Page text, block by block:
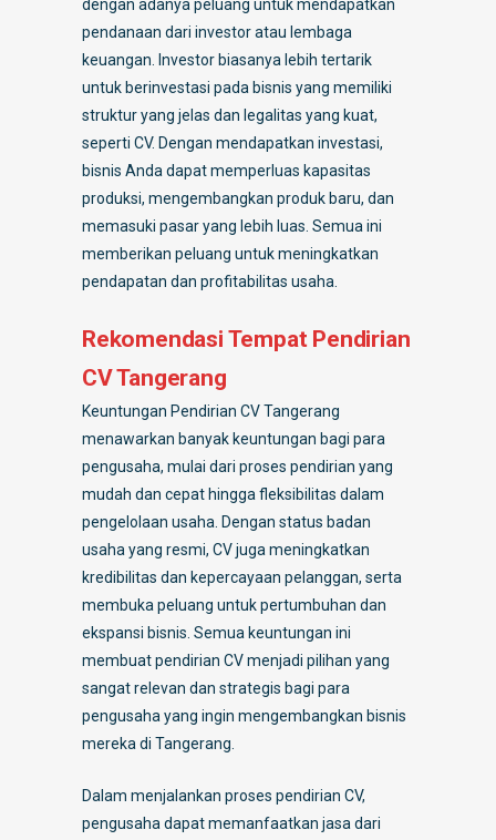
dengan adanya peluang untuk mendapatkan
pendanaan dari investor atau lembaga
keuangan. Investor biasanya lebih tertarik
untuk berinvestasi pada bisnis yang memiliki
struktur yang jelas dan legalitas yang kuat,
seperti CV. Dengan mendapatkan investasi,
bisnis Anda dapat memperluas kapasitas
produksi, mengembangkan produk baru, dan
memasuki pasar yang lebih luas. Semua ini
memberikan peluang untuk meningkatkan
pendapatan dan profitabilitas usaha.
Rekomendasi Tempat Pendirian
CV Tangerang
Keuntungan Pendirian CV Tangerang
menawarkan banyak keuntungan bagi para
pengusaha, mulai dari proses pendirian yang
mudah dan cepat hingga fleksibilitas dalam
pengelolaan usaha. Dengan status badan
usaha yang resmi, CV juga meningkatkan
kredibilitas dan kepercayaan pelanggan, serta
membuka peluang untuk pertumbuhan dan
ekspansi bisnis. Semua keuntungan ini
membuat pendirian CV menjadi pilihan yang
sangat relevan dan strategis bagi para
pengusaha yang ingin mengembangkan bisnis
mereka di Tangerang.
Dalam menjalankan proses pendirian CV,
pengusaha dapat memanfaatkan jasa dari